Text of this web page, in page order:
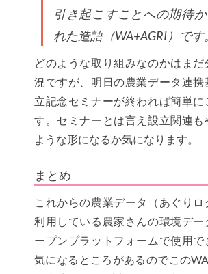
引き起こすことへの期待
れた造語（WA+AGRI）です。
どのような取り組みなのかはまだ
況ですが、明日の農業データ連携
立記念セミナーが終われば簡単に
す。セミナーとは言え設立関連も
ような形になるか気になります。
まとめ
これからの農業データ（あぐり
利用している農家さんの環境デー
ープンプラットフォームで使用
気になるところがあるのでこの